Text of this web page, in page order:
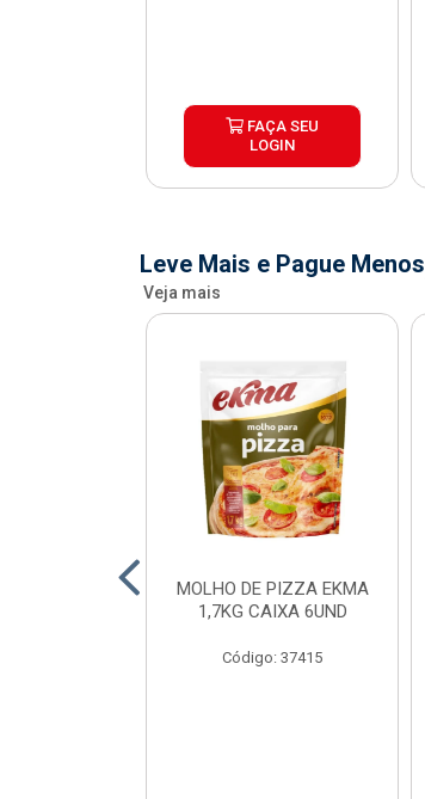
FAÇA SEU
LOGIN
Leve Mais e Pague Menos
Veja mais
MOLHO DE PIZZA EKMA
1,7KG CAIXA 6UND
Código: 37415